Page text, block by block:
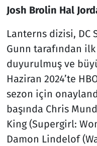
Josh Brolin Hal
Lanterns dizisi, DC
Gunn tarafından ilk
duyurulmuş ve
Haziran 2024’te
sezon için
başında Chris
King (Supergirl:
Damon Lindelof